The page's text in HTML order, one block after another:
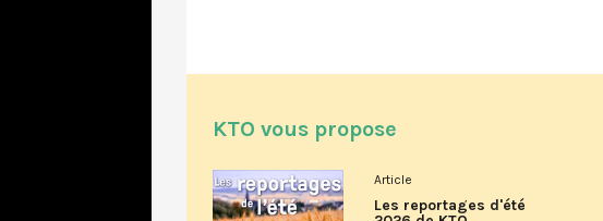
KTO vous propose
Article
Les reportages d'été